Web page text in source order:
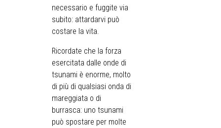
necessario e fuggite via
subito: attardarvi può
costare la vita.
Ricordate che la forza
esercitata dalle onde di
tsunami è enorme, molto
di più di qualsiasi onda di
mareggiata o di
burrasca: uno tsunami
può spostare per molte